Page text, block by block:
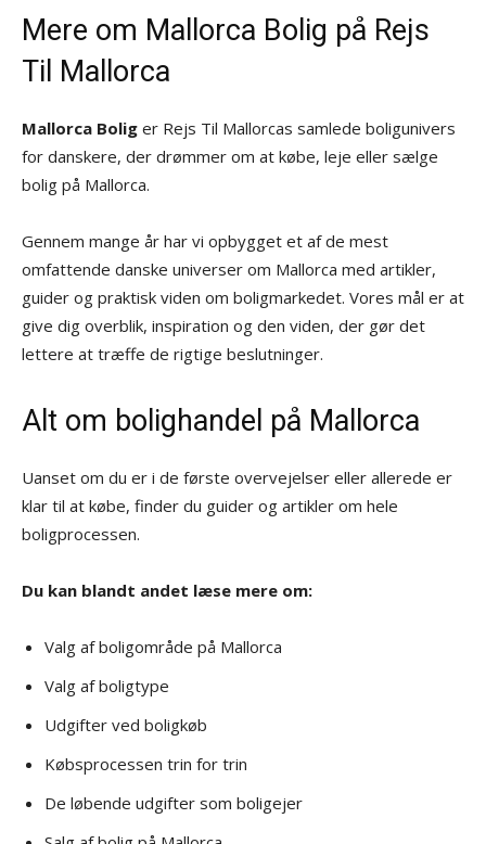
Mere om Mallorca Bolig på Rejs
Til Mallorca
Mallorca Bolig er Rejs Til Mallorcas samlede boligunivers
for danskere, der drømmer om at købe, leje eller sælge
bolig på Mallorca.
Gennem mange år har vi opbygget et af de mest
omfattende danske universer om Mallorca med artikler,
guider og praktisk viden om boligmarkedet. Vores mål er at
give dig overblik, inspiration og den viden, der gør det
lettere at træffe de rigtige beslutninger.
Alt om bolighandel på Mallorca
Uanset om du er i de første overvejelser eller allerede er
klar til at købe, finder du guider og artikler om hele
boligprocessen.
Du kan blandt andet læse mere om:
Valg af boligområde på Mallorca
Valg af boligtype
Udgifter ved boligkøb
Købsprocessen trin for trin
De løbende udgifter som boligejer